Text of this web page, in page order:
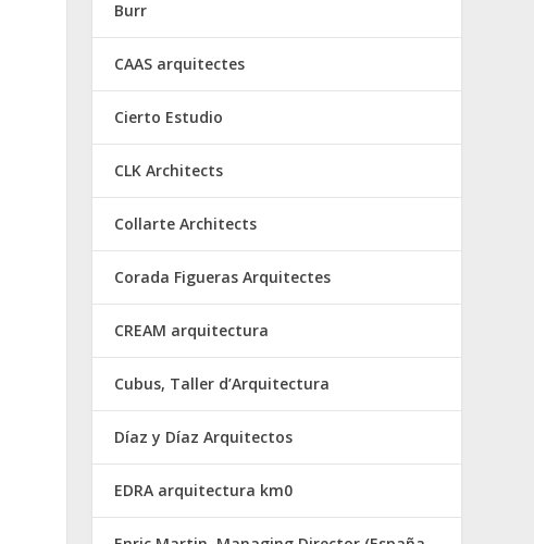
Burr
CAAS arquitectes
Cierto Estudio
CLK Architects
Collarte Architects
Corada Figueras Arquitectes
CREAM arquitectura
Cubus, Taller d’Arquitectura
Díaz y Díaz Arquitectos
EDRA arquitectura km0